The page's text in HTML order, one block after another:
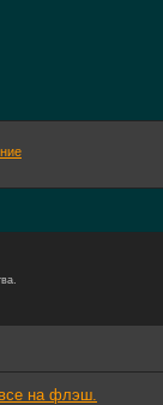
все на флэш.